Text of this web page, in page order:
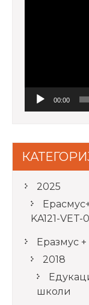
00:00
2025
KA121-
Еразмус +
2018
школи